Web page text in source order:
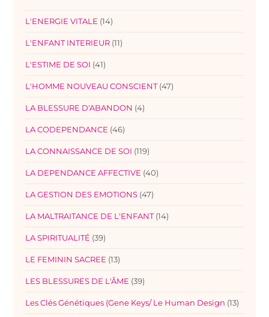
L'ENERGIE VITALE (14)
L'ENFANT INTERIEUR (11)
L'ESTIME DE SOI (41)
L'HOMME NOUVEAU CONSCIENT (47)
LA BLESSURE D'ABANDON (4)
LA CODEPENDANCE (46)
LA CONNAISSANCE DE SOI (119)
LA DEPENDANCE AFFECTIVE (40)
LA GESTION DES EMOTIONS (47)
LA MALTRAITANCE DE L'ENFANT (14)
LA SPIRITUALITÉ (39)
LE FEMININ SACREE (13)
LES BLESSURES DE L'ÂME (39)
Les Clés Génétiques (Gene Keys/ Le Human Design (13)